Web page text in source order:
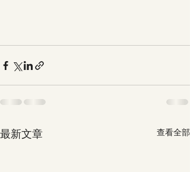
最新文章 查看全部